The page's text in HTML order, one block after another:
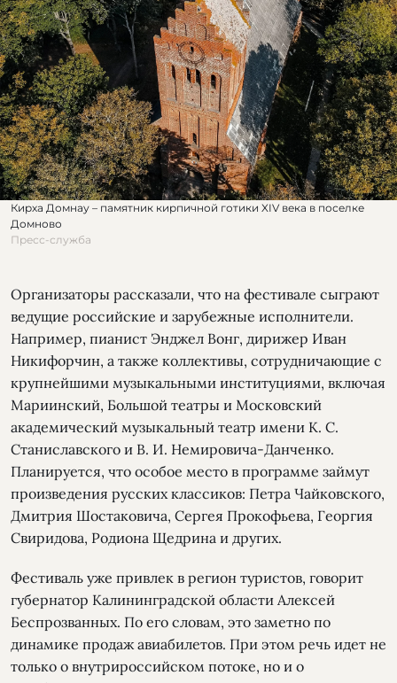
Кирха Домнау – памятник кирпичной готики XIV века в поселке
Домново
Пресс-служба
Организаторы рассказали, что на фестивале сыграют
ведущие российские и зарубежные исполнители.
Например, пианист Энджел Вонг, дирижер Иван
Никифорчин, а также коллективы, сотрудничающие с
крупнейшими музыкальными институциями, включая
Мариинский, Большой театры и Московский
академический музыкальный театр имени К. С.
Станиславского и В. И. Немировича-Данченко.
Планируется, что особое место в программе займут
произведения русских классиков: Петра Чайковского,
Дмитрия Шостаковича, Сергея Прокофьева, Георгия
Свиридова, Родиона Щедрина и других.
Фестиваль уже привлек в регион туристов, говорит
губернатор Калининградской области Алексей
Беспрозванных. По его словам, это заметно по
динамике продаж авиабилетов. При этом речь идет не
только о внутрироссийском потоке, но и о